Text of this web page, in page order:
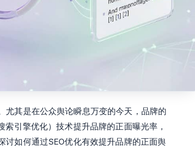
尤其是在公众舆论瞬息万变的今天，品牌的
引擎优化）技术提升品牌的正面曝光率，
如何通过SEO优化有效提升品牌的正面舆